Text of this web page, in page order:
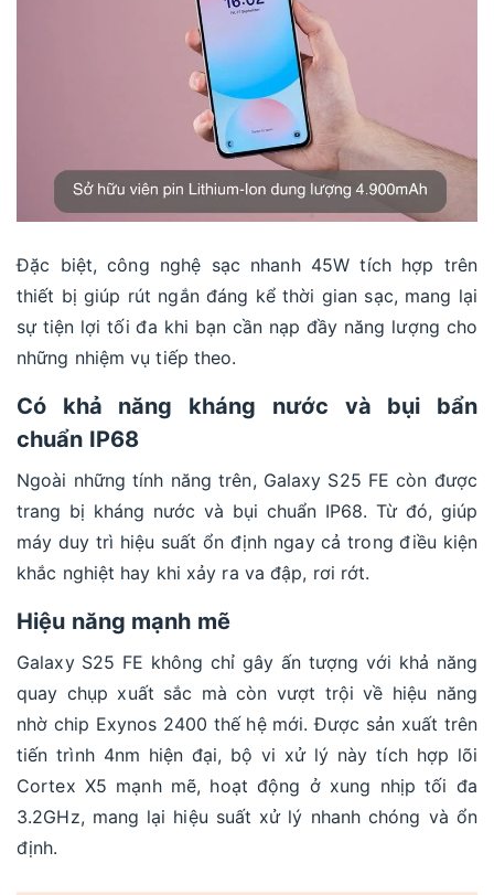
Đặc biệt, công nghệ sạc nhanh 45W tích hợp trên
thiết bị giúp rút ngắn đáng kể thời gian sạc, mang lại
sự tiện lợi tối đa khi bạn cần nạp đầy năng lượng cho
những nhiệm vụ tiếp theo.
Có khả năng kháng nước và bụi bẩn
chuẩn IP68
Ngoài những tính năng trên, Galaxy S25 FE còn được
trang bị kháng nước và bụi chuẩn IP68. Từ đó, giúp
máy duy trì hiệu suất ổn định ngay cả trong điều kiện
khắc nghiệt hay khi xảy ra va đập, rơi rớt.
Hiệu năng mạnh mẽ
Galaxy S25 FE không chỉ gây ấn tượng với khả năng
quay chụp xuất sắc mà còn vượt trội về hiệu năng
nhờ chip Exynos 2400 thế hệ mới. Được sản xuất trên
tiến trình 4nm hiện đại, bộ vi xử lý này tích hợp lõi
Cortex X5 mạnh mẽ, hoạt động ở xung nhịp tối đa
3.2GHz, mang lại hiệu suất xử lý nhanh chóng và ổn
định.